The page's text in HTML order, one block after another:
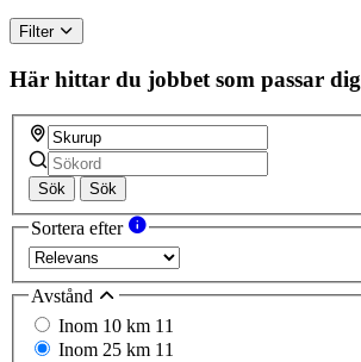
Filter
Här hittar du jobbet som passar dig
Sök Sök
Sortera efter
Avstånd
Inom 10 km 11
Inom 25 km 11